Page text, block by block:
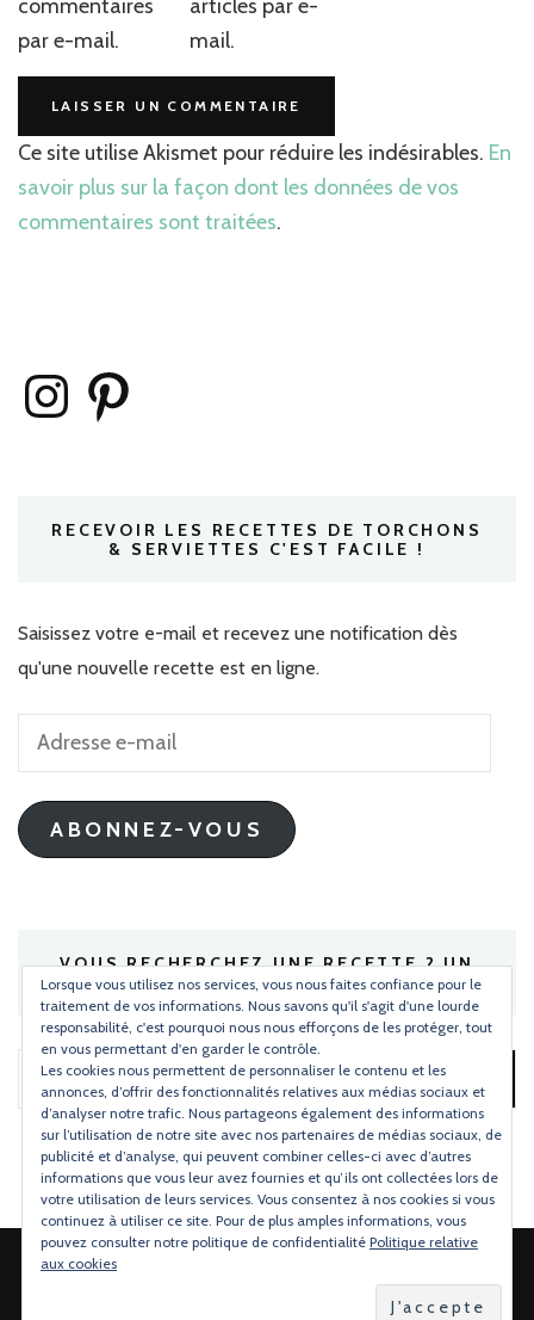
commentaires
par e-mail.
articles par e-
mail.
Ce site utilise Akismet pour réduire les indésirables. En
savoir plus sur la façon dont les données de vos
commentaires sont traitées.
InstagramPinterest
RECEVOIR LES RECETTES DE TORCHONS
& SERVIETTES C'EST FACILE !
Saisissez votre e-mail et recevez une notification dès
qu'une nouvelle recette est en ligne.
Adresse
mail
ABONNEZ-VOUS
VOUS RECHERCHEZ UNE RECETTE ? UN
INGRÉDIENT ?
Rechercher :
2026 Copyright
Lorsque vous utilisez nos services, vous nous faites confiance pour le
traitement de vos informations. Nous savons qu'il s'agit d'une lourde
responsabilité, c'est pourquoi nous nous efforçons de les protéger, tout
en vous permettant d'en garder le contrôle.
Les cookies nous permettent de personnaliser le contenu et les
annonces, d’offrir des fonctionnalités relatives aux médias sociaux et
d’analyser notre trafic. Nous partageons également des informations
sur l’utilisation de notre site avec nos partenaires de médias sociaux, de
publicité et d’analyse, qui peuvent combiner celles-ci avec d’autres
informations que vous leur avez fournies et qu’ils ont collectées lors de
votre utilisation de leurs services. Vous consentez à nos cookies si vous
continuez à utiliser ce site. Pour de plus amples informations, vous
pouvez consulter notre politique de confidentialité Politique relative
aux cookies